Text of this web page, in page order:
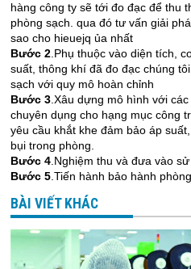
hàng công ty sẽ tới đo đạc để thu
phòng sạch. qua đó tư vấn giải
sao cho hieuejq ủa nhất
Bước 2 .Phụ thuộc vào diện tích,
suất, thông khí đã đo đạc chúng
sạch với quy mô hoàn chỉnh
Bước 3 .Xâu dựng mô hình với
chuyên dụng cho hạng mục công
yêu cầu khắt khe đảm bảo áp
bụi trong phòng.
Bước 4 .Nghiệm thu và đưa vào
Bước 5 .Tiến hành bảo hành
BÀI VIẾT KHÁC